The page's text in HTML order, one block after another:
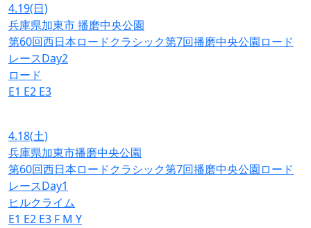
4.19(日)
兵庫県加東市 播磨中央公園
第60回西日本ロードクラシック第7回播磨中央公園ロード
レースDay2
ロード
E1 E2 E3
4.18(土)
兵庫県加東市播磨中央公園
第60回西日本ロードクラシック第7回播磨中央公園ロード
レースDay1
ヒルクライム
E1 E2 E3 F M Y